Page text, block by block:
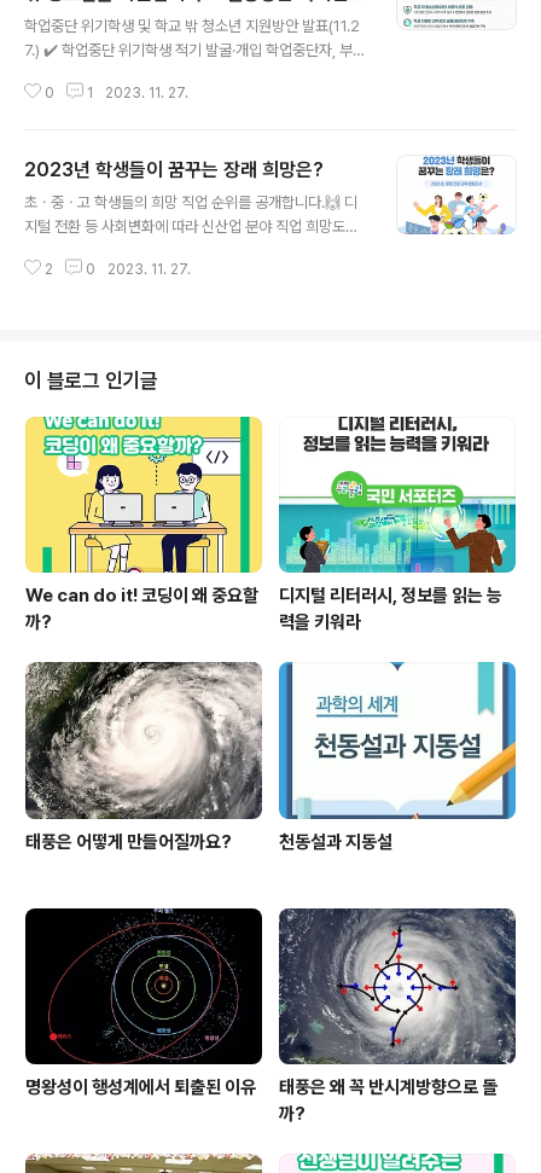
장관회의
학업중단 위기학생 및 학교 밖 청소년 지원방안 발표(11.2
7.) ✔️ 학업중단 위기학생 적기 발굴·개입 학업중단자, 부적
✔️ 학교 내외 전문기관을 연계한 심층 지원 개별적 조치가
한 높은 욕구 ▶ 학교밖청소년지원센터의 교육적 역할 강
화 ✔️ 학교 밖 청소년에 대한 사회적 보호 강화 기초생활 안
정과 사회적 보호 필요 ▶ 안전하고 건강한 성장 환경 조성
많으나 협업 미흡 ▶ 부처·관련기관 간 협업기반 구축 ✔️ 사
0 1 2023. 11. 27.
2023년 학생들이 꿈꾸는 장래 희망은?
초ㆍ중ㆍ고 학생들의 희망 직업 순위를 공개합니다.🙌 디
지털 전환 등 사회변화에 따라 신산업 분야 직업 희망도가
내용은 누리집에서 확인해 보세요. :) 👉국가통계포털 : ht
이 꿈꾸는 장래희망은? 2023 초·중등 진로 교육 현황조사
2023년 학생 희망 직업 순위 1위 2위 3위 초등학생 운동
선수 의사 교사 중학생 교사 의사 운동선수 고등학생 교사
간호사 생명과학자 및 연구원 디지털 전환 등 사회변화에
따라 신산업 분야 직업 희망도가 상승했..
2 0 2023. 11. 27.
이 블로그 인기글
We can do it! 코딩이 왜 중요할
까?
디지털 리터러시, 정보를 읽는 능
력을 키워라
태풍은 어떻게 만들어질까요? 천동설과 지동설
명왕성이 행성계에서 퇴출된 이유
태풍은 왜 꼭 반시계방향으로 돌
까?